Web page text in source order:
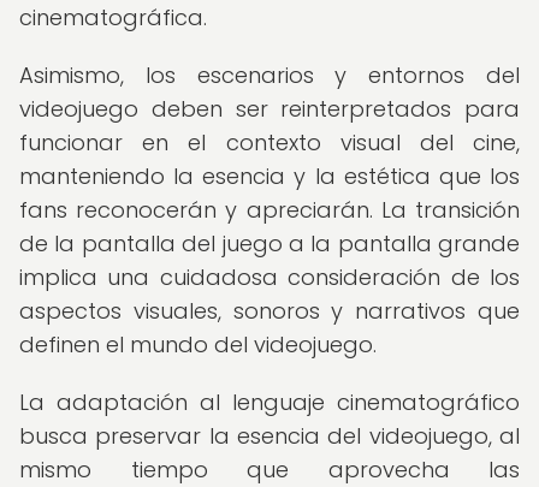
cinematográfica.
Asimismo, los escenarios y entornos del
videojuego deben ser reinterpretados para
funcionar en el contexto visual del cine,
manteniendo la esencia y la estética que los
fans reconocerán y apreciarán. La transición
de la pantalla del juego a la pantalla grande
implica una cuidadosa consideración de los
aspectos visuales, sonoros y narrativos que
definen el mundo del videojuego.
La adaptación al lenguaje cinematográfico
busca preservar la esencia del videojuego, al
mismo tiempo que aprovecha las